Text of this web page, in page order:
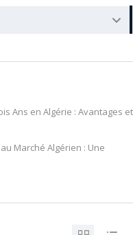
Ans en Algérie : Avantages et
Marché Algérien : Une